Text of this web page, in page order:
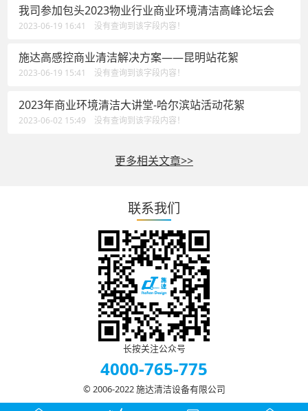
我司参加包头2023物业行业商业环境清洁高峰论坛会
2023-06-19 16:41 没有查询到该字段内容！
施达高感控商业清洁解决方案——昆明站花絮
2023-06-19 15:41 没有查询到该字段内容！
2023年商业环境清洁大讲堂-哈尔滨站活动花絮
2023-06-02 15:49 没有查询到该字段内容！
更多相关文章>>
联系我们
长按关注公众号
4000-765-775
© 2006-2022 施达清洁设备有限公司